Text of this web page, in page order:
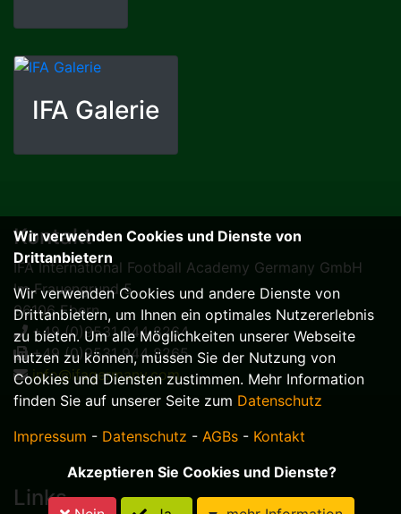
IFA Galerie
Kontakt
IFA International Football Academy Germany GmbH
Im Frauengrund 5
96106 Ebern
+49 (0)9531 944 8264
+49 (0)9531 944 8265
info@ifagermany.com
Links
Wir verwenden Cookies und Dienste von
Drittanbietern
Wir verwenden Cookies und andere Dienste von
Drittanbietern, um Ihnen ein optimales Nutzererlebnis
zu bieten. Um alle Möglichkeiten unserer Webseite
nutzen zu können, müssen Sie der Nutzung von
Cookies und Diensten zustimmen. Mehr Information
finden Sie auf unserer Seite zum Datenschutz
Impressum - Datenschutz - AGBs - Kontakt
Akzeptieren Sie Cookies und Dienste?